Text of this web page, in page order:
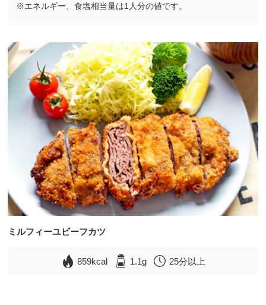
※エネルギー、食塩相当量は1人分の値です。
ミルフィーユビーフカツ
859kcal 1.1g 25分以上